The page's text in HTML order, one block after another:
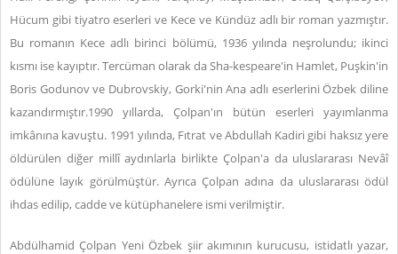
Hücum gibi tiyatro eserleri ve Kece ve Kündüz adlı bir roman yazmıştır.
Bu romanın Kece adlı birinci bölümü, 1936 yılında neşrolundu; ikinci
kısmı ise kayıptır. Tercüman olarak da Sha-kespeare'in Hamlet, Puşkin'in
Boris Godunov ve Dubrovskiy, Gorki'nin Ana adlı eserlerini Özbek diline
kazandırmıştır.1990 yıllarda, Çolpan'ın bütün eserleri yayımlanma
imkânına kavuştu. 1991 yılında, Fıtrat ve Abdullah Kadiri gibi haksız yere
öldürülen diğer millî aydınlarla birlikte Çolpan'a da uluslararası Nevâî
ödülüne layık görülmüştür. Ayrıca Çolpan adına da uluslararası ödül
ihdas edilip, cadde ve kütüphanelere ismi verilmiştir.
Abdülhamid Çolpan Yeni Özbek şiir akımının kurucusu, istidatlı yazar,